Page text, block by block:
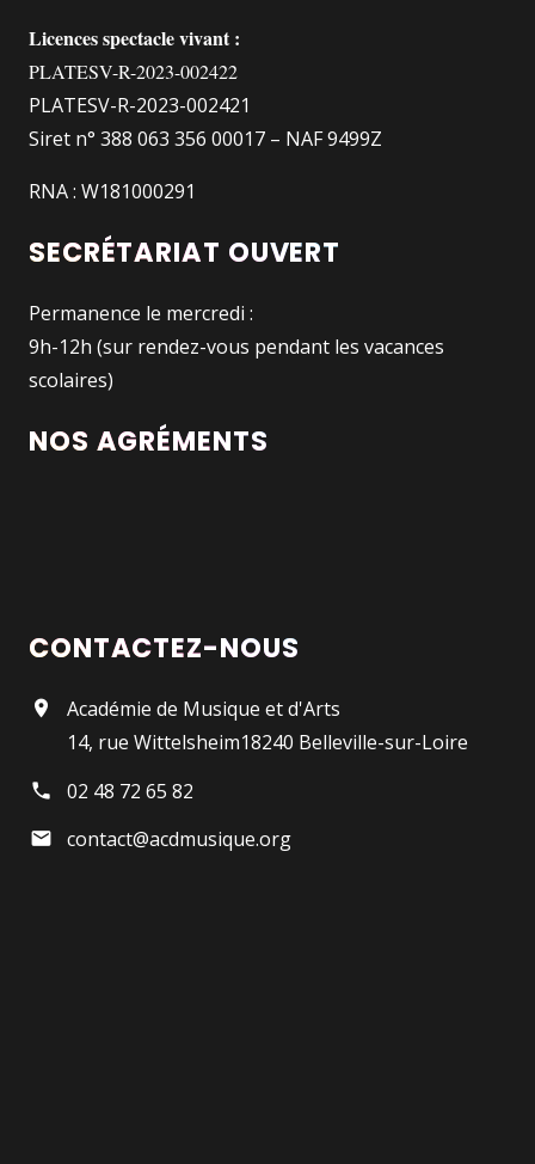
Licences spectacle vivant :
PLATESV-R-2023-002422
PLATESV-R-2023-002421
Siret n° 388 063 356 00017 – NAF 9499Z
RNA : W181000291
SECRÉTARIAT OUVERT
Permanence le mercredi :
9h-12h (sur rendez-vous pendant les vacances
scolaires)
NOS AGRÉMENTS
CONTACTEZ-NOUS
Académie de Musique et d'Arts
14, rue Wittelsheim18240 Belleville-sur-Loire
02 48 72 65 82
contact@acdmusique.org